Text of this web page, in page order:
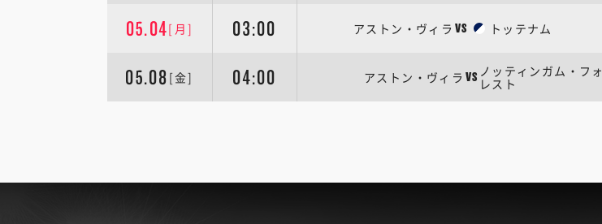
05.04[月] 03:00 アストン・ヴィラ VS トッテナム
05.08 [金] 04:00 アストン・ヴィラ VS ノッティンガム・フォ
レスト